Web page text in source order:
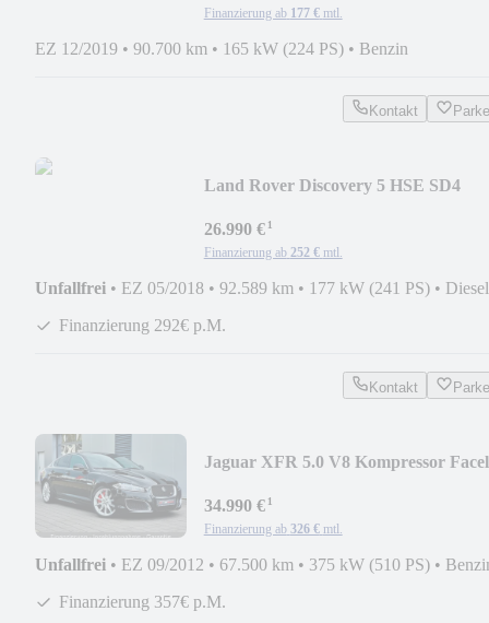
Finanzierung ab 177 € mtl.
EZ 12/2019 • 90.700 km • 165 kW (224 PS) • Benzin
Kontakt
Land Rover Discovery 5 HSE SD4
26.990 €¹
Finanzierung ab 252 € mtl.
Unfallfrei • EZ 05/2018 • 92.589 km • 177 kW (241 PS) • Diesel
Finanzierung 292€ p.M.
Kontakt
Jaguar XFR 5.0 V8 Kompressor
34.990 €¹
Finanzierung ab 326 € mtl.
Unfallfrei • EZ 09/2012 • 67.500 km • 375 kW (510 PS) •
Finanzierung 357€ p.M.